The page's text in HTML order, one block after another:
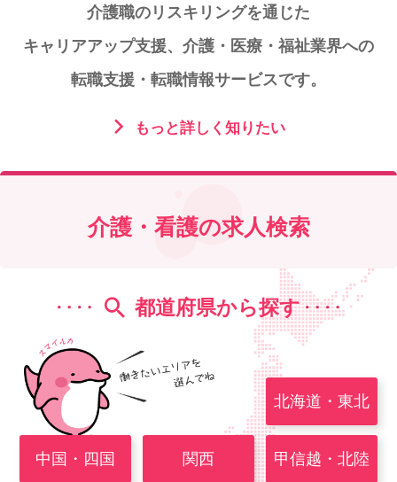
WEB勤怠
支店連絡先一覧
個人情報保護方針
お知らせ 採用担当者様へ サイトマップ
介護職のリスキリングを通じた
キャリアアップ支援、 介護・医療・福祉業界への
転職支援・転職情報サービスです。
もっと詳しく知りたい
介護・看護の求人検索
都道府県から探す
北海道・東北
甲信越・北陸
関西
中国・四国